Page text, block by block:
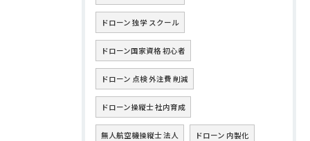
ドローン 独学 スクール
ドローン国家資格 初心者
ドローン 点検 外注費 削減
ドローン操縦士 社内育成
無人航空機操縦士 法人 ドローン 内製化